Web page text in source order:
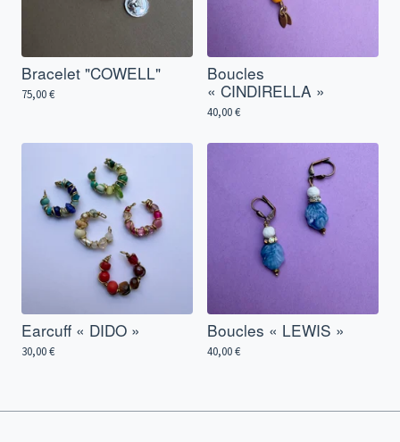
Bracelet "COWELL"
75,00€
Boucles
« CINDIRELLA »
40,00€
Earcuff « DIDO »
30,00€
Boucles « LEWIS »
40,00€